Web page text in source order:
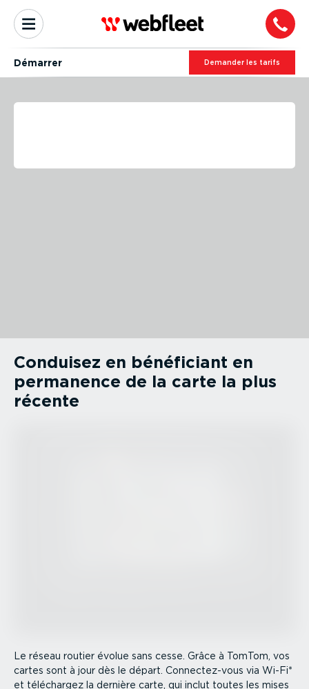
Démarrer Demander les tarifs
Conduisez en bénéficiant en
permanence de la carte la plus
récente
Le réseau routier évolue sans cesse. Grâce à TomTom, vos
cartes sont à jour dès le départ. Connec­tez-vous via Wi-Fi*
et téléchargez la dernière carte, qui inclut toutes les mises